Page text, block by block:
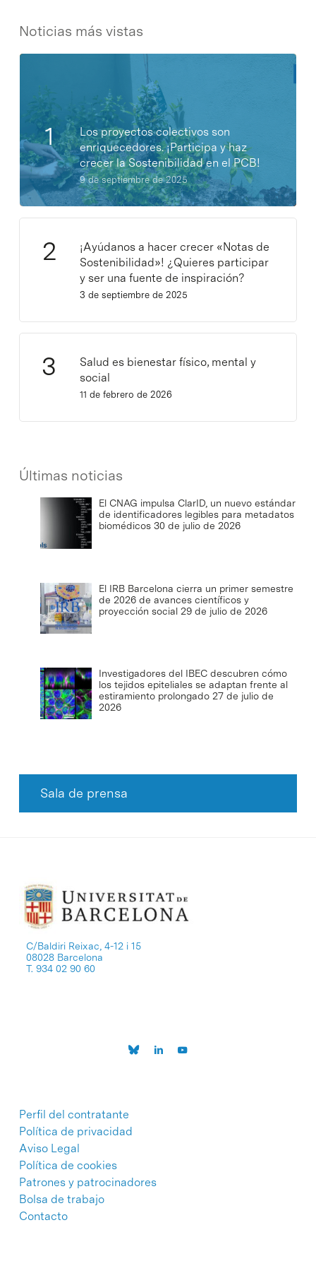
Noticias más vistas
Los proyectos colectivos son
enriquecedores. ¡Participa y haz
crecer la Sostenibilidad en el PCB!
9 de septiembre de 2025
¡Ayúdanos a hacer crecer «Notas de
Sostenibilidad»! ¿Quieres participar
y ser una fuente de inspiración?
3 de septiembre de 2025
Salud es bienestar físico, mental y
social
11 de febrero de 2026
Últimas noticias
El CNAG impulsa ClarID, un nuevo estándar
de identificadores legibles para metadatos
biomédicos 30 de julio de 2026
El IRB Barcelona cierra un primer semestre
de 2026 de avances científicos y
proyección social 29 de julio de 2026
Investigadores del IBEC descubren cómo
los tejidos epiteliales se adaptan frente al
estiramiento prolongado 27 de julio de
2026
Sala de prensa
C/Baldiri Reixac, 4-12 i 15
08028 Barcelona
T. 934 02 90 60
Perfil del contratante
Política de privacidad
Aviso Legal
Política de cookies
Patrones y patrocinadores
Bolsa de trabajo
Contacto